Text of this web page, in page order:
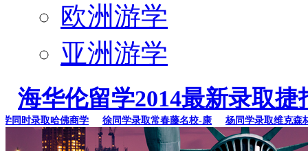
欧洲游学
亚洲游学
海华伦留学2014最新录取捷
时录取哈佛商学 徐同学录取常春藤名校-康 杨同学录取维克森林大